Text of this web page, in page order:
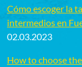
Cómo escoger la
intermedios en
02.03.2023
How to choose